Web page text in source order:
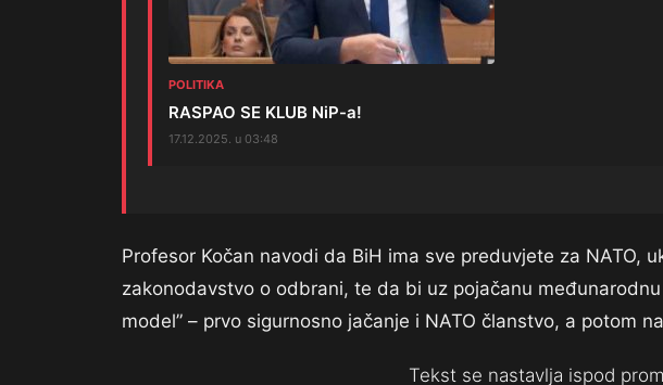
POLITIKA
RASPAO SE KLUB NiP-a!
17.12.2025. u 03:48
Profesor Kočan navodi da BiH ima sve preduvjete za NATO,
zakonodavstvo o odbrani, te da bi uz pojačanu
model” – prvo sigurnosno jačanje i NATO članstvo, a potom
Tekst se nastavlja ispod